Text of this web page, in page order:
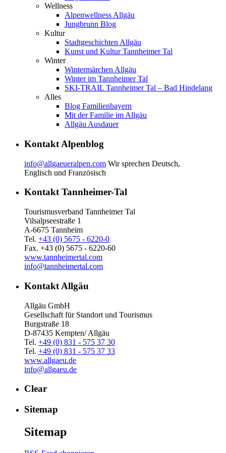
Wellness
Alpenwellness Allgäu
Jungbrunn Blog
Kultur
Stadtgeschichten Allgäu
Kunst und Kultur Tannheimer Tal
Winter
Wintermärchen Allgäu
Winter im Tannheimer Tal
SKI-TRAIL Tannheimer Tal – Bad Hindelang
Alles
Blog Familienbayern
Mit der Familie im Allgäu
Allgäu Ausdauer
Kontakt Alpenblog
info@allgaeueralpen.com Wir sprechen Deutsch,
Englisch und Französisch
Kontakt Tannheimer-Tal
Tourismusverband Tannheimer Tal
Vilsalpseestraße 1
A-6675 Tannheim
Tel. +43 (0) 5675 - 6220-0
Fax. +43 (0) 5675 - 6220-60
www.tannheimertal.com
info@tannheimertal.com
Kontakt Allgäu
Allgäu GmbH
Gesellschaft für Standort und Tourismus
Burgstraße 18
D-87435 Kempten/ Allgäu
Tel. +49 (0) 831 - 575 37 30
Tel. +49 (0) 831 - 575 37 33
www.allgaeu.de
info@allgaeu.de
Clear
Sitemap
Sitemap